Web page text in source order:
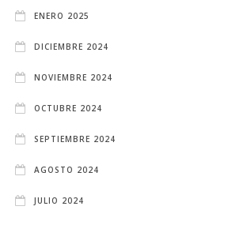
ENERO 2025
DICIEMBRE 2024
NOVIEMBRE 2024
OCTUBRE 2024
SEPTIEMBRE 2024
AGOSTO 2024
JULIO 2024